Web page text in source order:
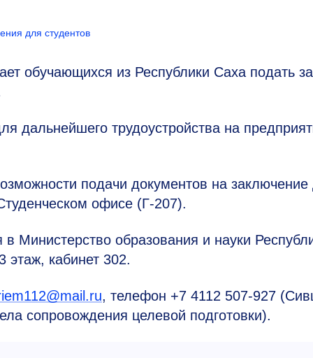
для студентов
обучающихся из Республики Саха подать
дальнейшего трудоустройства на
подачи документов на заключение
офисе (Г-207).
Министерство образования и науки
этаж, кабинет 302.
, телефон +7 4112 507-927
сопровождения целевой подготовки).